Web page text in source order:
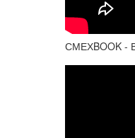
СМЕХBOOK -